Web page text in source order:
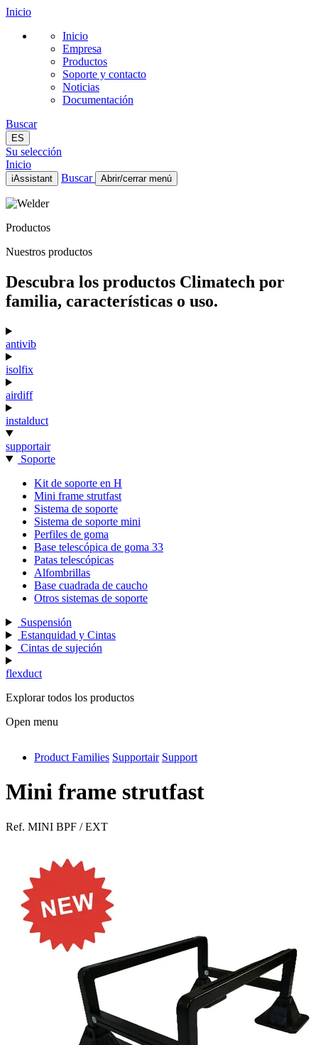
Inicio
Inicio
Empresa
Productos
Soporte y contacto
Noticias
Documentación
Buscar
ES
Su selección
Inicio
iAssistant Buscar Abrir/cerrar menú
Inicio
Productos
Noticias
ES
Productos
Nuestros productos
Descubra los productos Climatech por
familia, características o uso.
antivib
isolfix
airdiff
instalduct
supportair
Soporte
Kit de soporte en H
Mini frame strutfast
Sistema de soporte
Sistema de soporte mini
Perfiles de goma
Base telescópica de goma 33
Patas telescópicas
Alfombrillas
Base cuadrada de caucho
Otros sistemas de soporte
Suspensión
Estanquidad y Cintas
Cintas de sujeción
flexduct
Explorar todos los productos
Open menu
antivib
isolfix
supportair
Product Families Supportair Support
Mini frame strutfast
Ref. MINI BPF / EXT